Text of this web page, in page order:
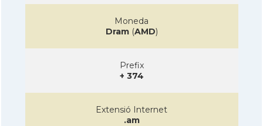
Moneda
Dram(AMD)
Prefix
+ 374
Extensió Internet
.am